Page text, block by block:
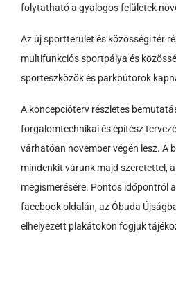
folytatható a gyalogos felületek
Az új sportterület és közösségi tér
multifunkciós sportpálya és
sporteszközök és parkbútorok
A koncepcióterv részletes
forgalomtechnikai és építész
várhatóan november végén lesz. A
mindenkit várunk majd szeretettel,
megismerésére. Pontos időpontról
facebook oldalán, az Óbuda
elhelyezett plakátokon fogjuk